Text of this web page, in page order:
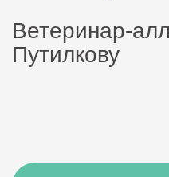
Ветеринар-
Путилкову